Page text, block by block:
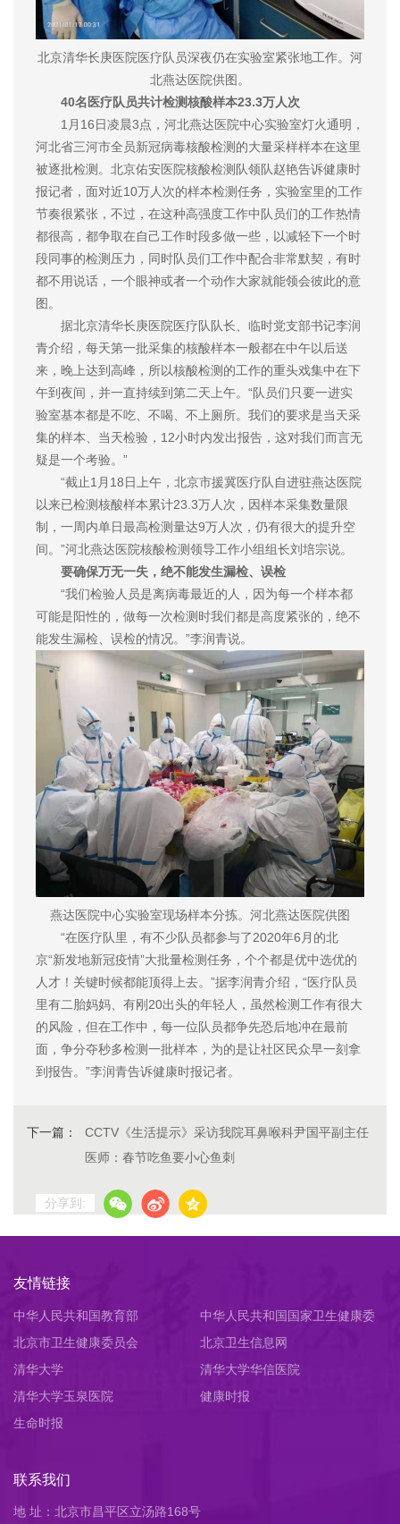
北京清华长庚医院医疗队员深夜仍在实验室紧张地工作。河
北燕达医院供图。
40名医疗队员共计检测核酸样本23.3万人次
1月16日凌晨3点，河北燕达医院中心实验室灯火通明，
河北省三河市全员新冠病毒核酸检测的大量采样样本在这里
被逐批检测。北京佑安医院核酸检测队领队赵艳告诉健康时
报记者，面对近10万人次的样本检测任务，实验室里的工作
节奏很紧张，不过，在这种高强度工作中队员们的工作热情
都很高，都争取在自己工作时段多做一些，以减轻下一个时
段同事的检测压力，同时队员们工作中配合非常默契，有时
都不用说话，一个眼神或者一个动作大家就能领会彼此的意
图。
据北京清华长庚医院医疗队队长、临时党支部书记李润
青介绍，每天第一批采集的核酸样本一般都在中午以后送
来，晚上达到高峰，所以核酸检测的工作的重头戏集中在下
午到夜间，并一直持续到第二天上午。“队员们只要一进实
验室基本都是不吃、不喝、不上厕所。我们的要求是当天采
集的样本、当天检验，12小时内发出报告，这对我们而言无
疑是一个考验。”
“截止1月18日上午，北京市援冀医疗队自进驻燕达医院
以来已检测核酸样本累计23.3万人次，因样本采集数量限
制，一周内单日最高检测量达9万人次，仍有很大的提升空
间。”河北燕达医院核酸检测领导工作小组组长刘培宗说。
要确保万无一失，绝不能发生漏检、误检
“我们检验人员是离病毒最近的人，因为每一个样本都
可能是阳性的，做每一次检测时我们都是高度紧张的，绝不
能发生漏检、误检的情况。”李润青说。
燕达医院中心实验室现场样本分拣。河北燕达医院供图
“在医疗队里，有不少队员都参与了2020年6月的北
京“新发地新冠疫情”大批量检测任务，个个都是优中选优的
人才！关键时候都能顶得上去。”据李润青介绍，“医疗队员
里有二胎妈妈、有刚20出头的年轻人，虽然检测工作有很大
的风险，但在工作中，每一位队员都争先恐后地冲在最前
面，争分夺秒多检测一批样本，为的是让社区民众早一刻拿
到报告。”李润青告诉健康时报记者。
下一篇：
CCTV《生活提示》采访我院耳鼻喉科尹国平副主任
医师：春节吃鱼要小心鱼刺
分享到:
友情链接
中华人民共和国教育部
中华人民共和国国家卫生健康委
员会
北京市卫生健康委员会
北京卫生信息网
清华大学
清华大学华信医院
清华大学玉泉医院
健康时报
生命时报
联系我们
地 址：北京市昌平区立汤路168号